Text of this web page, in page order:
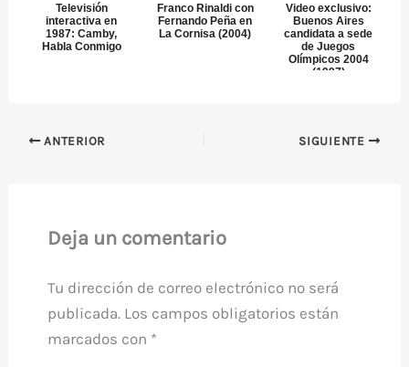
Televisión
interactiva en
1987: Camby,
Habla Conmigo
Franco Rinaldi con
Fernando Peña en
La Cornisa (2004)
Video exclusivo:
Buenos Aires
candidata a sede
de Juegos
Olímpicos 2004
(1997)
ANTERIOR SIGUIENTE
Deja un comentario
Tu dirección de correo electrónico no será
publicada. Los campos obligatorios están
marcados con *